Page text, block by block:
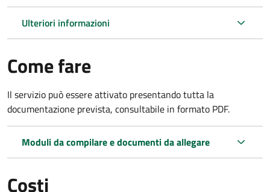
Ulteriori informazioni
Come fare
Il servizio può essere attivato presentando tutta la
documentazione prevista, consultabile in formato PDF.
Moduli da compilare e documenti da allegare
Costi